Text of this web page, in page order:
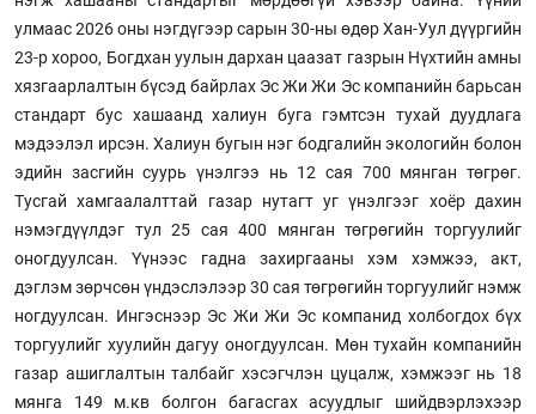
улмаас 2026 оны нэгдүгээр сарын 30-ны өдөр Хан-Уул дүүргийн
23-р хороо, Богдхан уулын дархан цаазат газрын Нүхтийн амны
хязгаарлалтын бүсэд байрлах Эс Жи Жи Эс компанийн барьсан
стандарт бус хашаанд халиун буга гэмтсэн тухай дуудлага
мэдээлэл ирсэн. Халиун бугын нэг бодгалийн экологийн болон
эдийн засгийн суурь үнэлгээ нь 12 сая 700 мянган төгрөг.
Тусгай хамгаалалттай газар нутагт уг үнэлгээг хоёр дахин
нэмэгдүүлдэг тул 25 сая 400 мянган төгрөгийн торгуулийг
оногдуулсан. Үүнээс гадна захиргааны хэм хэмжээ, акт,
дэглэм зөрчсөн үндэслэлээр 30 сая төгрөгийн торгуулийг нэмж
ногдуулсан. Ингэснээр Эс Жи Жи Эс компанид холбогдох бүх
торгуулийг хуулийн дагуу оногдуулсан. Мөн тухайн компанийн
газар ашиглалтын талбайг хэсэгчлэн цуцалж, хэмжээг нь 18
мянга 149 м.кв болгон багасгах асуудлыг шийдвэрлэхээр